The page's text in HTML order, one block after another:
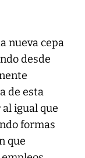
nueva cepa
desde
de esta
igual que
formas
que